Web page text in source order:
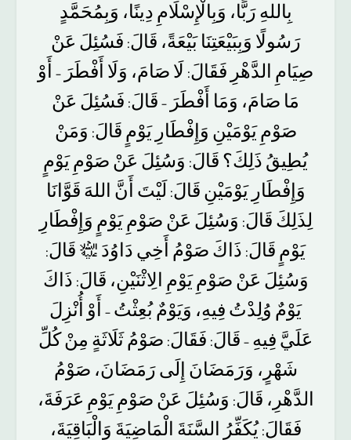
بِاللهِ رَبًّا، وَبِالْإِسْلَامِ دِينًا، وَبِمُحَمَّدٍ
رَسُولًا وَبِبَيْعَتِنَا بَيْعَةً، قَالَ: فَسُئِلَ عَنْ
صِيَامِ الدَّهْرِ فَقَالَ: لَا صَامَ، وَلَا أَفْطَرَ –
أَوْ
مَا صَامَ، وَمَا أَفْطَرَ – قَالَ: فَسُئِلَ عَنْ
صَوْمِ يَوْمَيْنِ وَإِفْطَارِ يَوْمٍ قَالَ: وَمَنْ
يُطِيقُ ذَلِكَ؟ قَالَ: وَسُئِلَ عَنْ صَوْمِيَوْمٍ
وَإِفْطَارِ يَوْمَيْنِ قَالَ: لَيْتَ أَنَّ اللهَ قَوَّانَا
لِذَلِكَ قَالَ: وَسُئِلَ عَنْ صَوْمِ يَوْمٍ وَإِفْطَارِ
يَوْمٍ قَالَ: ذَاكَ صَوْمُ أَخِي دَاوُدَ ﵇ قَالَ:
وَسُئِلَ عَنْ صَوْمِ يَوْمِ الِاثْنَيْنِ، قَالَ: ذَاكَ
يَوْمٌ وُلِدْتُ فِيهِ، وَيَوْمٌبُعِثْتُ – أَوْ أُنْزِلَ
عَلَيَّ فِيهِ – قَالَ: فَقَالَ: صَوْمُثَلَاثَةٍ مِنْكُلِّ
شَهْرٍ، وَرَمَضَانَ إِلَى رَمَضَانَ، صَوْمُ
الدَّهْرِ، قَالَ: وَسُئِلَ عَنْ صَوْمِ يَوْمِ عَرَفَةَ،
فَقَالَ: يُكَفِّرُ السَّنَةَ الْمَاضِيَةَ وَالْبَاقِيَةَ،